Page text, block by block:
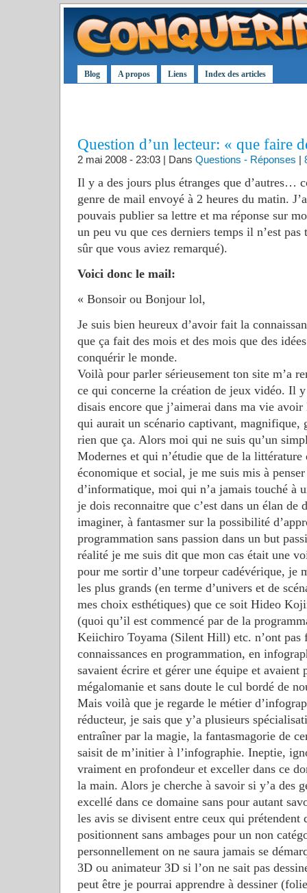
Blog A propos Liens Index des articles
Question d’un lecteur: « que faire
2 mai 2008 - 23:03 | Dans Questions - Réponses |
Il y a des jours plus étranges que d’autres…
genre de mail envoyé à 2 heures du matin.
pouvais publier sa lettre et ma réponse sur
un peu vu que ces derniers temps il n’est
sûr que vous aviez remarqué).
Voici donc le mail:
« Bonsoir ou Bonjour lol,
Je suis bien heureux d’avoir fait la
que ça fait des mois et des mois que des
conquérir le monde.
Voilà pour parler sérieusement ton site m’a
ce qui concerne la création de jeux vidéo. Il
disais encore que j’aimerai dans ma vie
qui aurait un scénario captivant, magnifique,
rien que ça. Alors moi qui ne suis qu’un
Modernes et qui n’étudie que de la littérature
économique et social, je me suis mis à
d’informatique, moi qui n’a jamais touché à
je dois reconnaitre que c’est dans un élan de
imaginer, à fantasmer sur la possibilité
programmation sans passion dans un but
réalité je me suis dit que mon cas était une
pour me sortir d’une torpeur cadévérique, je
les plus grands (en terme d’univers et de
mes choix esthétiques) que ce soit Hideo
(quoi qu’il est commencé par de la
Keiichiro Toyama (Silent Hill) etc. n’ont pas
connaissances en programmation, en
savaient écrire et gérer une équipe et avaient
mégalomanie et sans doute le cul bordé de
Mais voilà que je regarde le métier
réducteur, je sais que y’a plusieurs
entraîner par la magie, la fantasmagorie de
saisit de m’initier à l’infographie. Ineptie,
vraiment en profondeur et exceller dans ce
la main. Alors je cherche à savoir si y’a des
excellé dans ce domaine sans pour autant
les avis se divisent entre ceux qui prétendent
positionnent sans ambages pour un non
personnellement on ne saura jamais se
3D ou animateur 3D si l’on ne sait pas
peut être je pourrai apprendre à dessiner